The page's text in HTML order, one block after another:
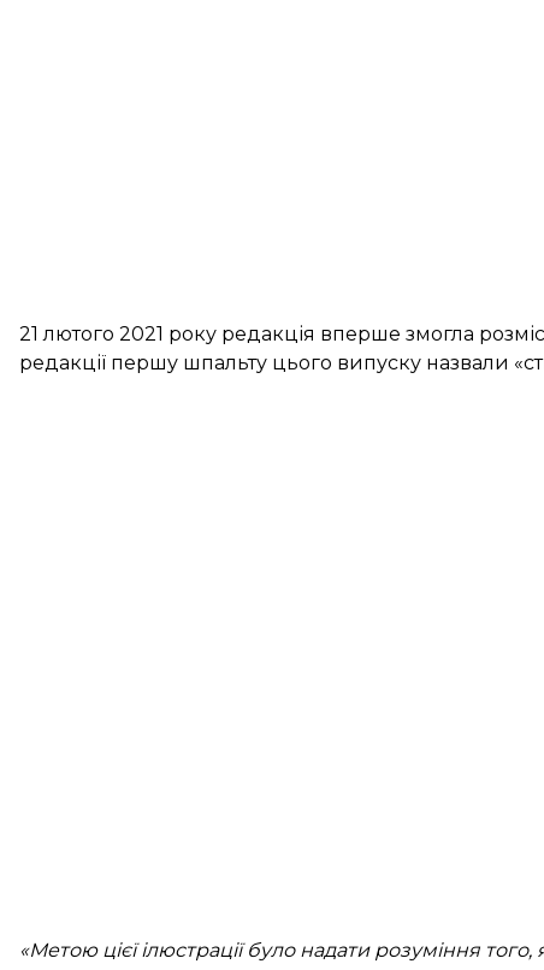
21 лютого 2021 року редакція вперше змогла
редакції першу шпальту цього випуску назвали
«Метою цієї ілюстрації було надати розуміння